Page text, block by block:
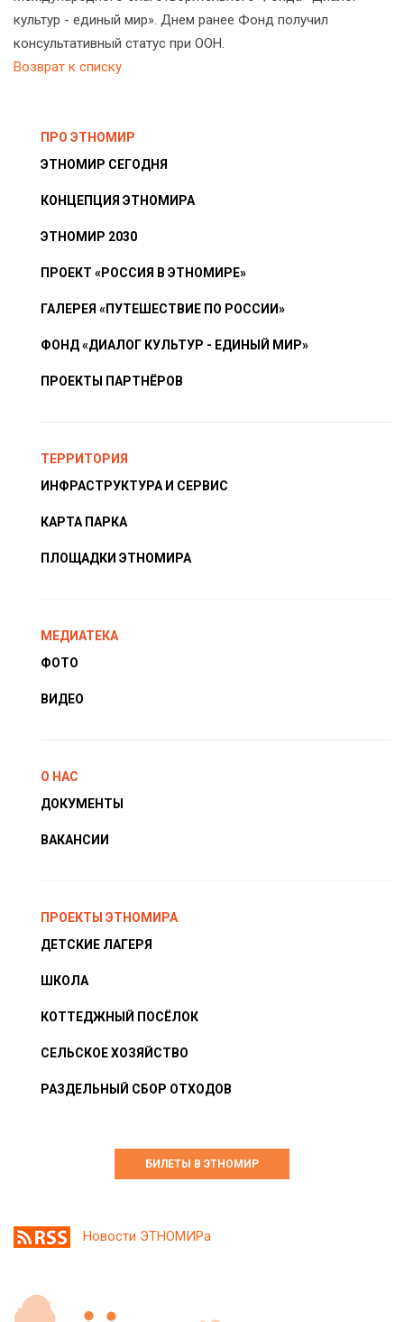
культур - единый мир». Днем ранее Фонд получил
консультативный статус при ООН.
Возврат к списку
ПРО ЭТНОМИР
ЭТНОМИР СЕГОДНЯ
КОНЦЕПЦИЯ ЭТНОМИРА
ЭТНОМИР 2030
ПРОЕКТ «РОССИЯ В ЭТНОМИРЕ»
ГАЛЕРЕЯ «ПУТЕШЕСТВИЕ ПО РОССИИ»
ФОНД «ДИАЛОГ КУЛЬТУР - ЕДИНЫЙ МИР»
ПРОЕКТЫ ПАРТНЁРОВ
ТЕРРИТОРИЯ
ИНФРАСТРУКТУРА И СЕРВИС
КАРТА ПАРКА
ПЛОЩАДКИ ЭТНОМИРА
МЕДИАТЕКА
ФОТО
ВИДЕО
О НАС
ДОКУМЕНТЫ
ВАКАНСИИ
ПРОЕКТЫ ЭТНОМИРА
ДЕТСКИЕ ЛАГЕРЯ
ШКОЛА
КОТТЕДЖНЫЙ ПОСЁЛОК
СЕЛЬСКОЕ ХОЗЯЙСТВО
РАЗДЕЛЬНЫЙ СБОР ОТХОДОВ
БИЛЕТЫ В ЭТНОМИР
Новости ЭТНОМИРа